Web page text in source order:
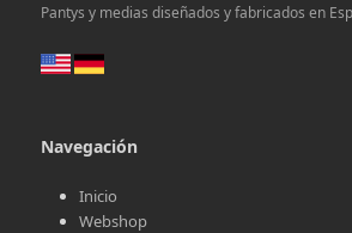
Pantys y medias diseñados y fabricados en
Navegación
Inicio
Webshop